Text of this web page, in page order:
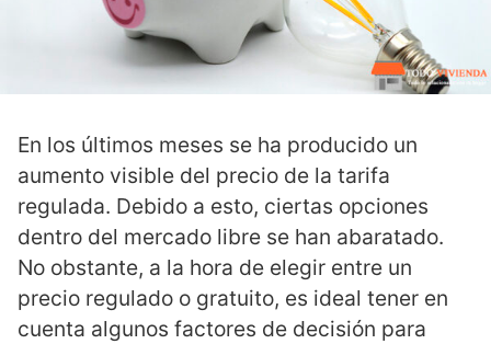
En los últimos meses se ha producido un
aumento visible del precio de la tarifa
regulada. Debido a esto, ciertas opciones
dentro del mercado libre se han abaratado.
No obstante, a la hora de elegir entre un
precio regulado o gratuito, es ideal tener en
cuenta algunos factores de decisión para